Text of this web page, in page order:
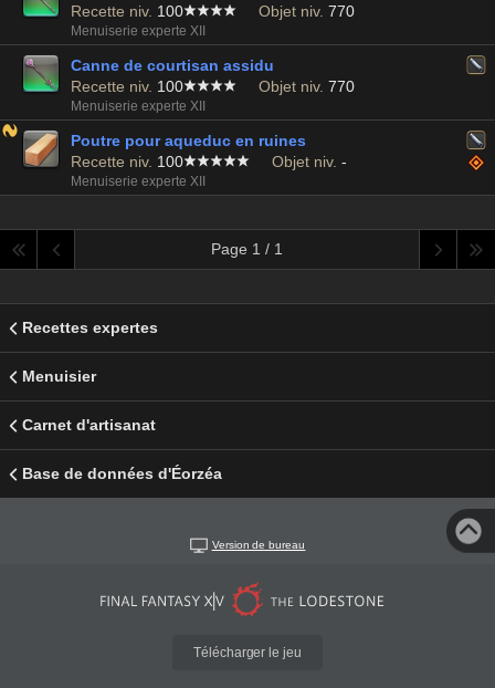
Recette niv. 100 Objet niv. 770
Menuiserie experte XII
Canne de courtisan assidu
Recette niv. 100 Objet niv. 770
Menuiserie experte XII
Poutre pour aqueduc en ruines
Recette niv. 100 Objet niv. -
Menuiserie experte XII
Page 1 / 1
Recettes expertes
Menuisier
Carnet d'artisanat
Base de données d'Éorzéa
Version de bureau
Télécharger le jeu